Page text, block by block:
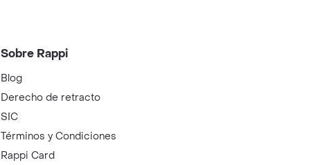
Sobre Rappi
Blog
Derecho de retracto
SIC
Términos y Condiciones
Rappi Card